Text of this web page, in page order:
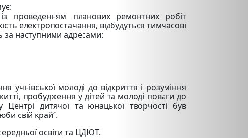
планових ремонтних робіт
електропостачання, відбудуться тимчасові
за наступними адресами:
учнівської молоді до відкриття і розуміння
пробудження у дітей та молоді поваги до
Центрі дитячої та юнацької творчості був
свій край“.
освіти та ЦДЮТ.